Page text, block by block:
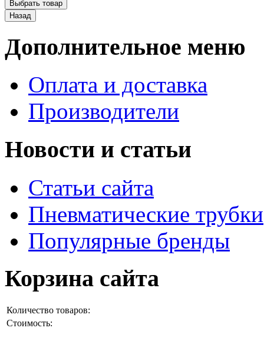
Дополнительное меню
Оплата и доставка
Производители
Новости и статьи
Статьи сайта
Пневматические трубки
Популярные бренды
Корзина сайта
Количество товаров:
Стоимость: